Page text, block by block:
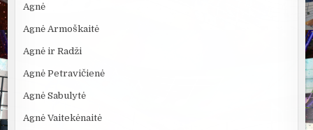
Agnė
Agnė Armoškaitė
Agnė ir Radži
Agnė Petravičienė
Agnė Sabulytė
Agnė Vaitekėnaitė